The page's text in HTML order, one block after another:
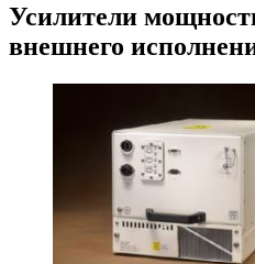
Усилители
внешнего